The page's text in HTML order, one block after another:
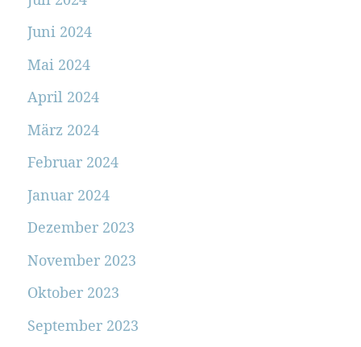
Juni 2024
Mai 2024
April 2024
März 2024
Februar 2024
Januar 2024
Dezember 2023
November 2023
Oktober 2023
September 2023